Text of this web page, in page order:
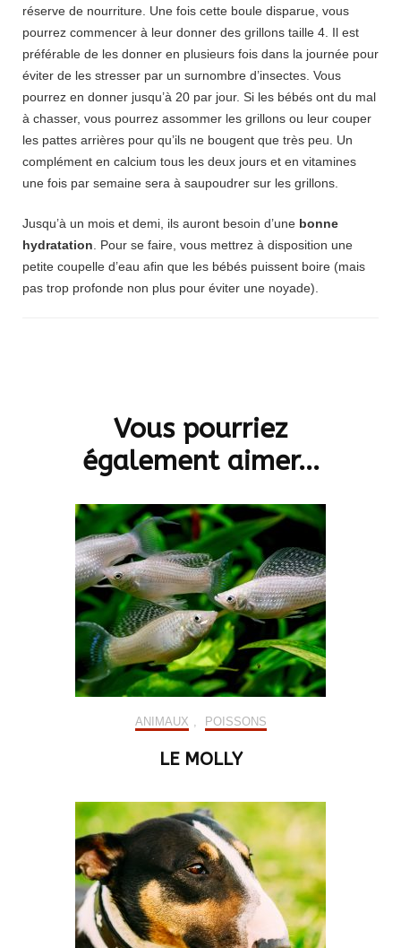
réserve de nourriture. Une fois cette boule disparue, vous
pourrez commencer à leur donner des grillons taille 4. Il est
préférable de les donner en plusieurs fois dans la journée pour
éviter de les stresser par un surnombre d’insectes. Vous
pourrez en donner jusqu’à 20 par jour. Si les bébés ont du mal
à chasser, vous pourrez assommer les grillons ou leur couper
les pattes arrières pour qu’ils ne bougent que très peu. Un
complément en calcium tous les deux jours et en vitamines
une fois par semaine sera à saupoudrer sur les grillons.
Jusqu’à un mois et demi, ils auront besoin d’une bonne
hydratation . Pour se faire, vous mettrez à disposition une
petite coupelle d’eau afin que les bébés puissent boire (mais
pas trop profonde non plus pour éviter une noyade).
Vous pourriez
également aimer...
ANIMAUX POISSONS
LE MOLLY